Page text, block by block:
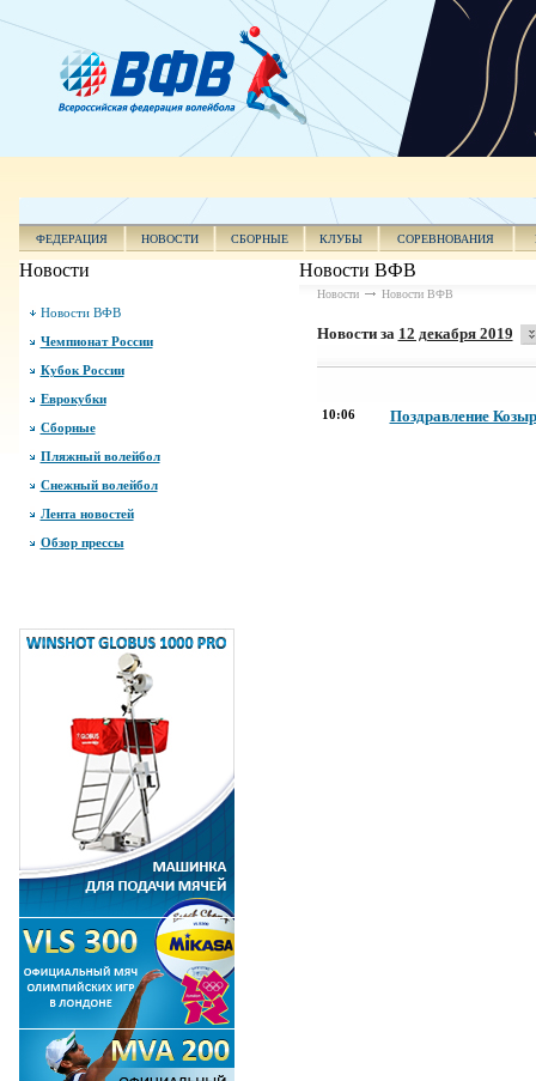
ФЕДЕРАЦИЯ НОВОСТИ СБОРНЫЕ КЛУБЫ СОРЕВНОВАНИЯ
Новости
Новости ВФВ
Чемпионат России
Кубок России
Еврокубки
Сборные
Пляжный волейбол
Снежный волейбол
Лента новостей
Обзор прессы
Новости ВФВ
Новости Новости ВФВ
Новости за 12 декабря 2019
10:06 Поздравление